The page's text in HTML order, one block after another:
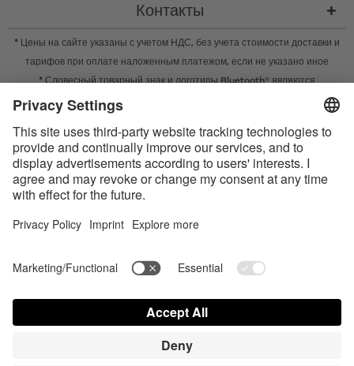
Контакты
* Цены на сайте указаны с учетом НДС, без учета стоимости доставки и
тарифов при оплате наложенным платежом, если не указано иное
* Словесный товарный знак и логотипы Bluetooth® являются
зарегистрированными товарными знаками Bluetooth SIG, Inc. Компания
Apple, логотип Apple и Apple Watch являются товарными знаками Apple
Inc. Google Play и логотип Google Play являются товарными знаками
Google LLC.
Contact us today